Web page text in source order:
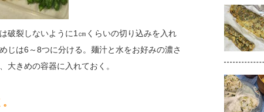
破裂しないように1㎝くらいの切り込みを入れ
じは6～8つに分ける。麺汁と水をお好みの濃さ
大きめの容器に入れておく。